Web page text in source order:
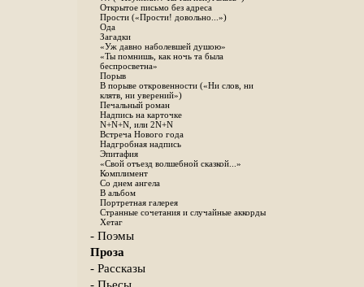
Открытое письмо без адреса
Прости («Прости! довольно...»)
Ода
Загадки
«Уж давно наболевшей душою»
«Ты помнишь, как ночь та была
беспросветна»
Порыв
В порыве откровенности («Ни слов, ни
клятв, ни уверений»)
Печальный роман
Надпись на карточке
N+N+N, или 2N+N
Встреча Нового года
Надгробная надпись
Эпитафия
«Свой отъезд волшебной сказкой...»
Комплимент
Со днем ангела
В альбом
Портретная галерея
Странные сочетания и случайные аккорды
Хетаг
- Поэмы
Проза
- Рассказы